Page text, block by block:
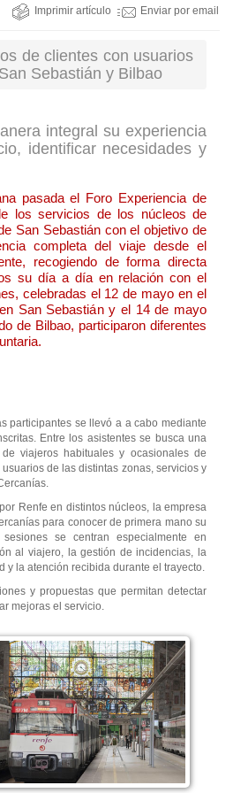
Imprimir artículo Enviar por email
de clientes con usuarios
Sebastián y Bilbao
integral su experiencia
identificar necesidades y
pasada el Foro Experiencia de
los servicios de los núcleos de
San Sebastián con el objetivo de
completa del viaje desde el
recogiendo de forma directa
su día a día en relación con el
celebradas el 12 de mayo en el
San Sebastián y el 14 de mayo
de Bilbao, participaron diferentes
participantes se llevó a a cabo mediante
Entre los asistentes se busca una
viajeros habituales y ocasionales de
de las distintas zonas, servicios y
Renfe en distintos núcleos, la empresa
para conocer de primera mano su
se centran especialmente en
al viajero, la gestión de incidencias, la
y la atención recibida durante el trayecto.
y propuestas que permitan detectar
mejoras el servicio.